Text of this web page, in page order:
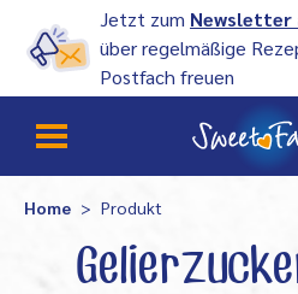
Jetzt zum Newsletter
über regelmäßige
Postfach freuen
Home Produkt